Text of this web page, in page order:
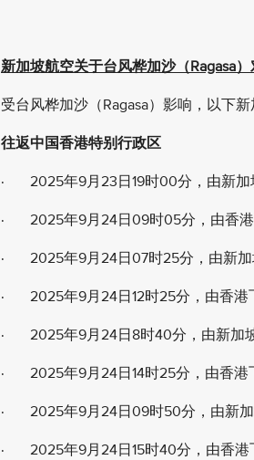
新加坡航空关于台风桦加沙（Ragasa
受台风桦加沙 （Ragasa）影响，以下
往返中国香港特别行政区
· 2025年9月23日19时00分，由新加
· 2025年9月24日09时05分，由香港
· 2025年9月24日07时25分，由新加
· 2025年9月24日12时25分，由香港
· 2025年9月24日8时40分，由新加
· 2025年9月24日14时25分，由香港
· 2025年9月24日09时50分，由新加
· 2025年9月24日15时40分，由香港